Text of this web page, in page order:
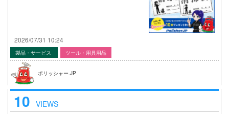
2026/07/31 10:24
製品・サービス ツール・用具用品
ポリッシャー.JP
10 VIEWS